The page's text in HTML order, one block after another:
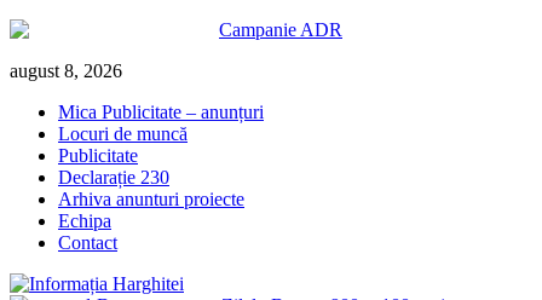
Skip
content
august 8, 2026
Mica Publicitate – anunțuri
Locuri de muncă
Publicitate
Declarație 230
Arhiva anunturi proiecte
Echipa
Contact